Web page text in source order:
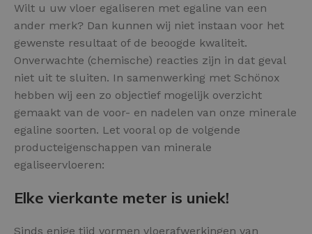
Wilt u uw vloer egaliseren met egaline van een
ander merk? Dan kunnen wij niet instaan voor het
gewenste resultaat of de beoogde kwaliteit.
Onverwachte (chemische) reacties zijn in dat geval
niet uit te sluiten. In samenwerking met Schönox
hebben wij een zo objectief mogelijk overzicht
gemaakt van de voor- en nadelen van onze minerale
egaline soorten. Let vooral op de volgende
producteigenschappen van minerale
egaliseervloeren:
Elke vierkante meter is uniek!
Sinds enige tijd vormen vloerafwerkingen van